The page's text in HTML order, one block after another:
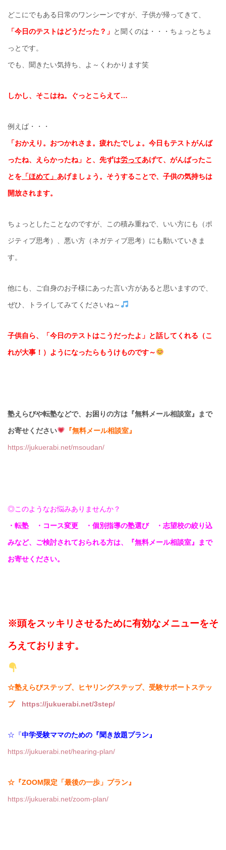
どこにでもある日常のワンシーンですが、子供が帰ってきて、
「今日のテストはどうだった？」 と聞くのは・・・ちょっとちょ
っとです。
でも、聞きたい気持ち、よ～くわかります笑
しかし、そこはね。ぐっとこらえて…
例えば・・・
「おかえり。おつかれさま。疲れたでしょ。今日もテストがんば
ったね、えらかったね」と、先ずは労ってあげて、がんばったこ
とを 「ほめて」 あげましょう。そうすることで、子供の気持ちは
開放されます。
ちょっとしたことなのですが、この積み重ねで、いい方にも（ポ
ジティブ思考）、悪い方（ネガティブ思考）にも動いていきま
す。
他にも、ご自身のお子様にあった言い方があると思いますので、
ぜひ、トライしてみてくださいね～
子供自ら、「今日のテストはこうだったよ」と話してくれる（こ
れが大事！）ようになったらもうけものです～
塾えらびや転塾などで、お困りの方は『無料メール相談室』まで
お寄せください 『無料メール相談室』
https://jukuerabi.net/msoudan/
◎このようなお悩みありませんか？
・転塾 ・コース変更 ・個別指導の塾選び ・志望校の絞り込
みなど、ご検討されておられる方は、『無料メール相談室』まで
お寄せください。
※頭をスッキリさせるために有効なメニューをそ
ろえております。
☆塾えらびステップ、ヒヤリングステップ、受験サポートステッ
プ https://jukuerabi.net/3step/
☆『中学受験ママのための『聞き放題プラン』
https://jukuerabi.net/hearing-plan/
☆『ZOOM限定「最後の一歩」プラン』
https://jukuerabi.net/zoom-plan/